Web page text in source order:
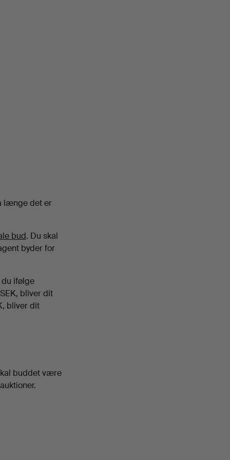
længe det er
bud. Du skal
byder for
du ifølge
bliver dit
bliver dit
buddet være